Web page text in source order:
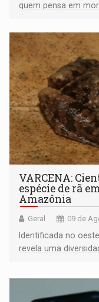
quem pensa em
VARCENA:
espécie de rã
Amazônia
Geral 09 de
Identificada no
revela uma